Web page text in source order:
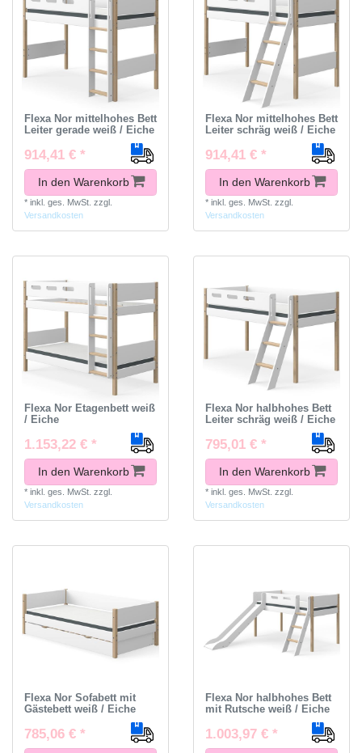
Flexa Nor mittelhohes Bett
Leiter gerade weiß / Eiche
914,41 € *
In den Warenkorb
* inkl. ges. MwSt. zzgl.
Versandkosten
Flexa Nor mittelhohes Bett
Leiter schräg weiß / Eiche
914,41 € *
In den Warenkorb
* inkl. ges. MwSt. zzgl.
Versandkosten
Flexa Nor Etagenbett weiß
/ Eiche
1.153,22 € *
In den Warenkorb
* inkl. ges. MwSt. zzgl.
Versandkosten
Flexa Nor halbhohes Bett
Leiter schräg weiß / Eiche
795,01 € *
In den Warenkorb
* inkl. ges. MwSt. zzgl.
Versandkosten
Flexa Nor Sofabett mit
Gästebett weiß / Eiche
785,06 € *
Flexa Nor halbhohes Bett
mit Rutsche weiß / Eiche
1.003,97 € *